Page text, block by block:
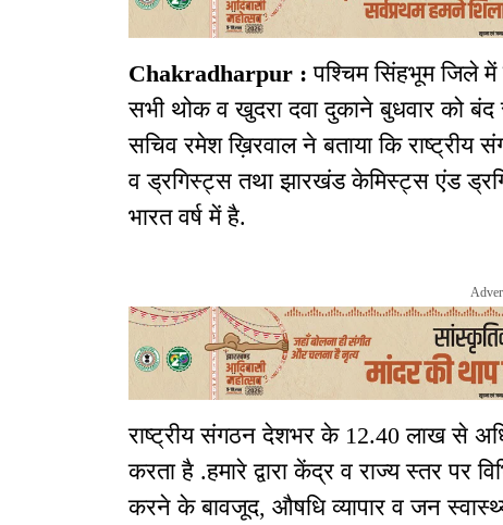
Chakradharpur : पश्चिम सिंहभूम जिले
सभी थोक व खुदरा दवा दुकाने बुधवार को
सचिव रमेश ख़िरवाल ने बताया कि
व ड्रगिस्ट्स तथा झारखंड केमिस्ट्स एंड
भारत वर्ष में है.
राष्ट्रीय संगठन देशभर के 12.40 लाख से
करता है .हमारे द्वारा केंद्र व राज्य स्तर पर
करने के बावजूद, औषधि व्यापार व जन